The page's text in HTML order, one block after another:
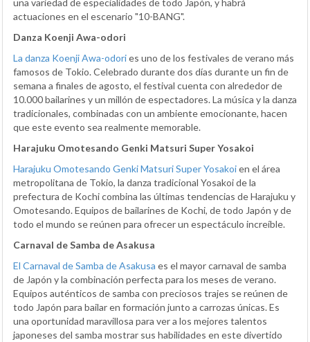
una variedad de especialidades de todo Japón, y habrá
actuaciones en el escenario "10-BANG".
Danza Koenji Awa-odori
La danza Koenji Awa-odories uno de los festivales de verano más
famosos de Tokio. Celebrado durante dos días durante un fin de
semana a finales de agosto, el festival cuenta con alrededor de
10.000 bailarines y un millón de espectadores. La música y la danza
tradicionales, combinadas con un ambiente emocionante, hacen
que este evento sea realmente memorable.
Harajuku Omotesando Genki Matsuri Super Yosakoi
Harajuku Omotesando Genki Matsuri Super Yosakoien el área
metropolitana de Tokio, la danza tradicional Yosakoi de la
prefectura de Kochi combina las últimas tendencias de Harajuku y
Omotesando. Equipos de bailarines de Kochi, de todo Japón y de
todo el mundo se reúnen para ofrecer un espectáculo increíble.
Carnaval de Samba de Asakusa
El Carnaval de Samba de Asakusa es el mayor carnaval de samba
de Japón y la combinación perfecta para los meses de verano.
Equipos auténticos de samba con preciosos trajes se reúnen de
todo Japón para bailar en formación junto a carrozas únicas. Es
una oportunidad maravillosa para ver a los mejores talentos
japoneses del samba mostrar sus habilidades en este divertido